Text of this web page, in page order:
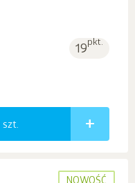
19pkt.
szt.